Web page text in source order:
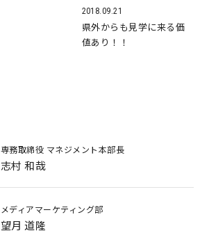
2018.09.21
県外からも見学に来る価
値あり！！
専務取締役 マネジメント本部長
志村 和哉
メディアマーケティング部
望月 道隆